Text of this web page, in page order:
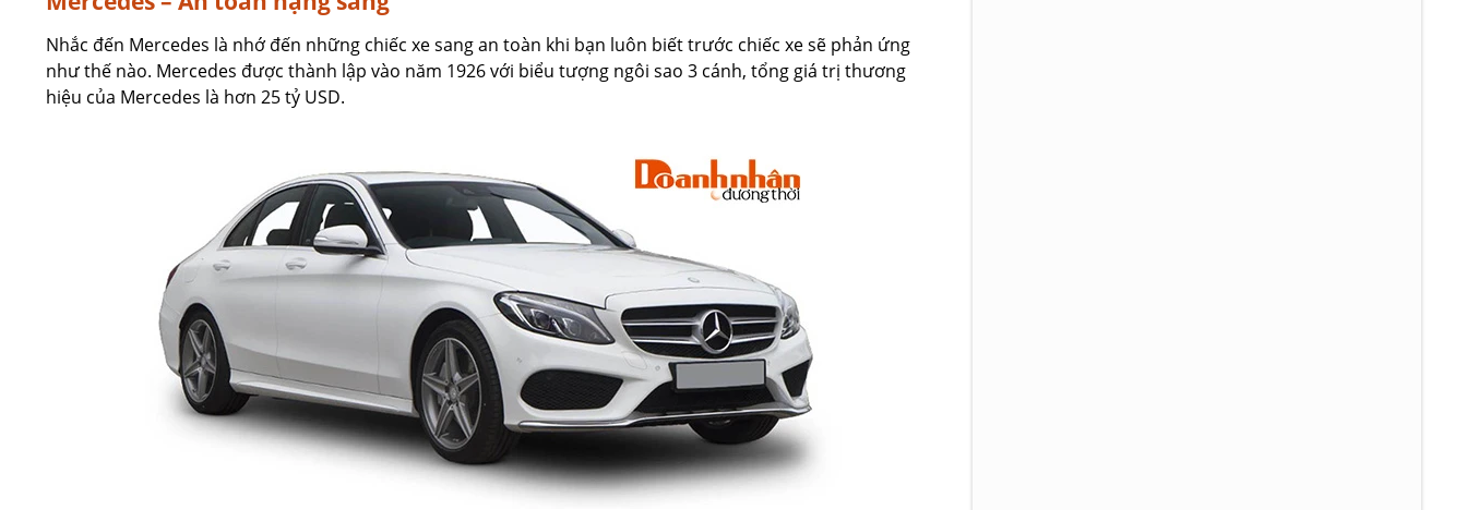
Nhắc đến Mercedes là nhớ đến những chiếc xe sang an toàn khi bạn luôn biết trước chiếc xe sẽ phản ứng
như thế nào. Mercedes được thành lập vào năm 1926 với biểu tượng ngôi sao 3 cánh, tổng giá trị thương
hiệu của Mercedes là hơn 25 tỷ USD.